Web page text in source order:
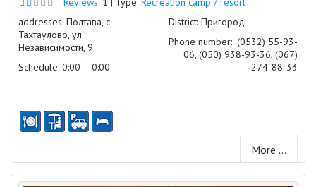
addresses: Полтава, с.
Тахтаулово, ул.
Независимости, 9
Schedule: 0:00 – 0:00
District: Пригород
Phone number: (0532) 55-93-
06, (050) 938-93-36, (067)
274-88-33
More ...